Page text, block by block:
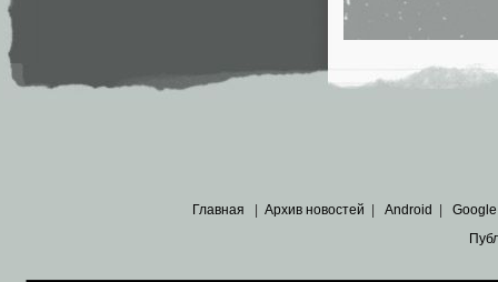
Главная | Архив новостей | Android | Google